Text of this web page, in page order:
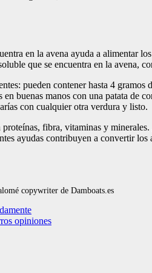
en la avena ayuda a alimentar
que se encuentra en la avena,
pueden contener hasta 4
en buenas manos con una patata de
con cualquier otra verdura y listo.
fibra, vitaminas y
ayudas contribuyen a convertir
copywriter de Damboats.es
opiniones